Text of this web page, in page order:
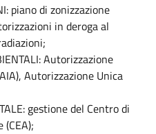
piano di zonizzazione
in deroga al
Autorizzazione
Autorizzazione Unica
gestione del Centro di